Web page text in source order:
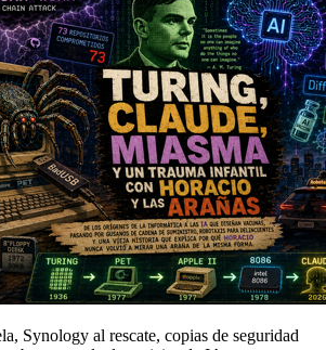
Synology al rescate, copias de seguridad